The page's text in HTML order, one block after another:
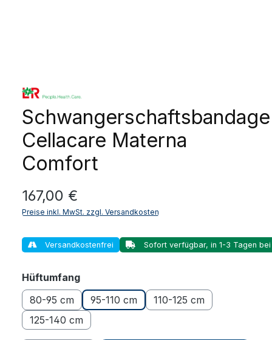
Schwangerschaftsbandage
Cellacare Materna
Comfort
Regulärer Preis:
167,00 €
Preise inkl. MwSt. zzgl. Versandkosten
Versandkostenfrei Sofort verfügbar, in 1-3 Tagen bei
Hüftumfangauswählen
80-95 cm
95-110 cm
110-125 cm
125-140 cm